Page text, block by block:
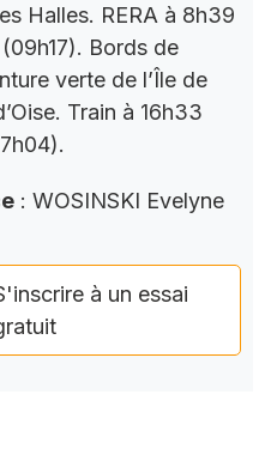
Halles. RERA à 8h39
Bords de
verte de l’Île de
Train à 16h33
: WOSINSKI Evelyne
à un essai